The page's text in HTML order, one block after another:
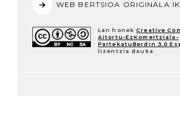
WEB BERTSIOA ORIGINALA
Lan honek Creative
Aitortu-EzKomertziala-
PartekatuBerdin 3.0
lizentzia dauka.